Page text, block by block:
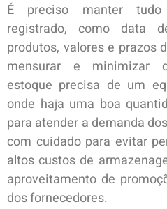
É preciso manter tudo
registrado, como data
produtos, valores e prazos
mensurar e minimizar
estoque precisa de um
onde haja uma boa
para atender a demanda
com cuidado para evitar
altos custos de
aproveitamento de
dos fornecedores.